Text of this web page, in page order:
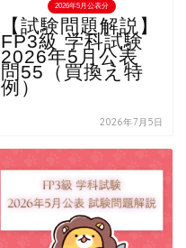
2026年5月公表分
【試験問題解説】
FP3級 学科試験
2026年5月公表
問55（買換え特
例）
2026年7月5日